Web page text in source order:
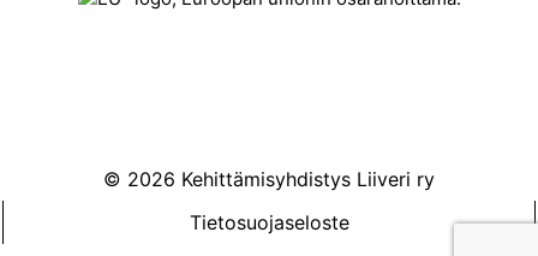
© 2026 Kehittämisyhdistys Liiveri ry
Tietosuojaseloste